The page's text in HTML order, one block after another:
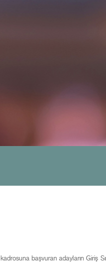
kadrosuna başvuran adayların Giriş